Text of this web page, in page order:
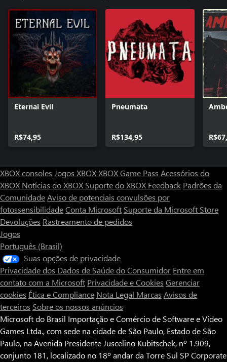
Eternal Evil
R$74,95
Pneumata
R$134,95
XBOX consoles Jogos XBOXXBOX Game Pass Acessórios do
XBOX Notícias do XBOX Suporte do XBOX Feedback Padrões da
ComunidadeAviso de potenciais convulsões por
fotossensibilidadeConta Microsoft Suporte da Microsoft Store
Devoluções Rastreamento de pedidos
Jogos
Português (Brasil)
Suas opções de privacidade
Privacidade dos Dados de Saúde do Consumidor Entre em
contato com a Microsoft Privacidade e Cookies Gerenciar
cookies Ética e Compliance Nota Legal Marcas Avisos de
terceiros Sobre os nossos anúncios
Microsoft do Brasil Importação e Comércio de Software e Vídeo
Games Ltda., com sede na cidade de São Paulo, Estado de São
Paulo, na Avenida Presidente Juscelino Kubitschek, nº 1.909,
conjunto 181, localizado no 18º andar da Torre Sul SP Corporate